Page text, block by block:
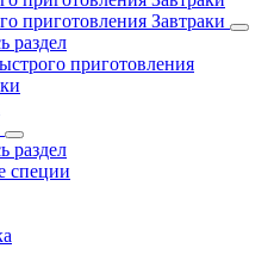
приготовления Завтраки
раздел
приготовления
раздел
специи